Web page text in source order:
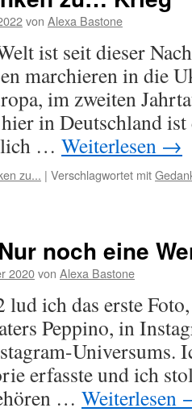
von Alexa Bastone
ist seit dieser
marchieren in die
im zweiten
in Deutschland
… Weiterlesen →
zu... | Verschlagwortet mit
noch eine
2020von Alexa Bastone
ich das erste
Peppino, in
Universums.
erfasste und ich
… Weiterlesen